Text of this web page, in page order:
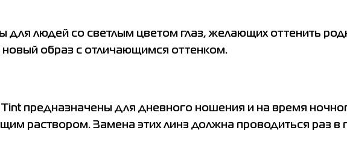
для людей со светлым цветом глаз, желающих оттенить
образ с отличающимся оттенком.
предназначены для дневного ношения и на время
раствором. Замена этих линз должна проводиться раз в